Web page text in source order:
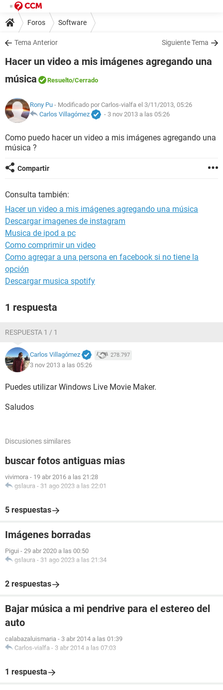
Foros Software
Tema Anterior Siguiente Tema
Hacer un video a mis imágenes agregando una
música
Resuelto/Cerrado
Rony Pu - Modificado por Carlos-vialfa el 3/11/2013, 05:26
Carlos Villagómez
- 3 nov 2013 a las 05:26
Como puedo hacer un video a mis imágenes agregando una
música ?
Compartir
Consulta también:
Hacer un video a mis imágenes agregando una música
Descargar imagenes de instagram
Musica de ipod a pc
Como comprimir un video
Como agregar a una persona en facebook si no tiene la
opción
Descargar musica spotify
1 respuesta
RESPUESTA 1 / 1
Carlos Villagómez 278.797
3 nov 2013 a las 05:26
Puedes utilizar Windows Live Movie Maker.
Saludos
Discusiones similares
buscar fotos antiguas mias
vivimora - 19 abr 2016 a las 21:28
gslaura - 31 ago 2023 a las 22:01
5 respuestas
Imágenes borradas
Pigui - 29 abr 2020 a las 00:50
gslaura - 31 ago 2023 a las 21:34
2 respuestas
Bajar música a mi pendrive para el estereo del
auto
calabazaluismaria - 3 abr 2014 a las 01:39
Carlos-vialfa - 3 abr 2014 a las 07:03
1 respuesta